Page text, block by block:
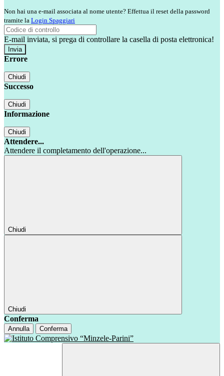
Non hai una e-mail associata al nome utente? Effettua il reset della password
tramite la Login Spaggiari
E-mail inviata, si prega di controllare la casella di posta elettronica!
Errore
Chiudi
Successo
Chiudi
Informazione
Chiudi
Attendere...
Attendere il completamento dell'operazione...
Chiudi
Chiudi
Conferma
Annulla Conferma